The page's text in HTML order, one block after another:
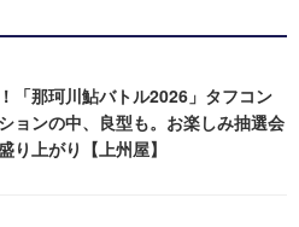
「那珂川鮎バトル2026」タフコン
ョンの中、良型も。お楽しみ抽選会
り上がり【上州屋】